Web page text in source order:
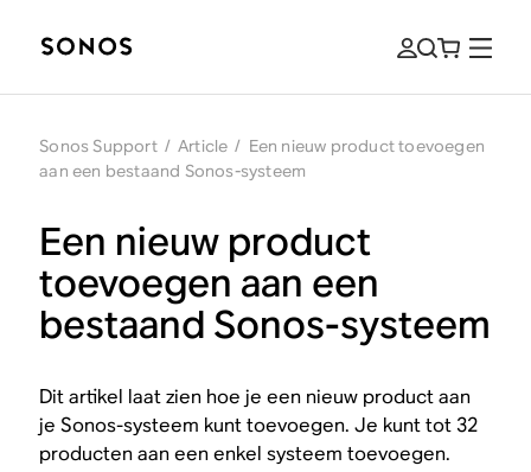
Sonos Support / Article / Een nieuw product toevoegen
aan een bestaand Sonos-systeem
Een nieuw product
toevoegen aan een
bestaand Sonos-systeem
Dit artikel laat zien hoe je een nieuw product aan
je Sonos-systeem kunt toevoegen. Je kunt tot 32
producten aan een enkel systeem toevoegen.